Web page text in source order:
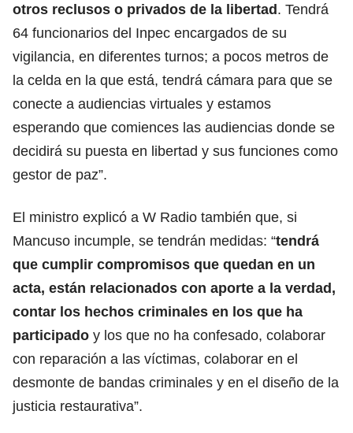
otros reclusos o privados de la libertad. Tendrá
64 funcionarios del Inpec encargados de su
vigilancia, en diferentes turnos; a pocos metros de
la celda en la que está, tendrá cámara para que se
conecte a audiencias virtuales y estamos
esperando que comiences las audiencias donde se
decidirá su puesta en libertad y sus funciones como
gestor de paz”.
El ministro explicó a W Radio también que, si
Mancuso incumple, se tendrán medidas: “tendrá
que cumplir compromisos que quedan en un
acta, están relacionados con aporte a la verdad,
contar los hechos criminales en los que ha
participado y los que no ha confesado, colaborar
con reparación a las víctimas, colaborar en el
desmonte de bandas criminales y en el diseño de la
justicia restaurativa”.